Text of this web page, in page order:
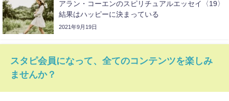
アラン・コーエンのスピリチュアルエッセイ〈19〉
結果はハッピーに決まっている
2021年9月19日
スタピ会員になって、全てのコンテンツを楽しみ
ませんか？